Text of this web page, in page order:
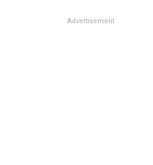
Advertisement